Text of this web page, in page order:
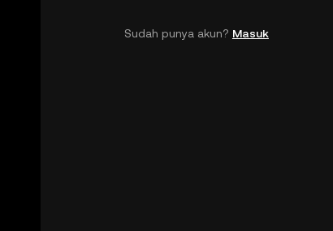
Sudah punya akun? Masuk